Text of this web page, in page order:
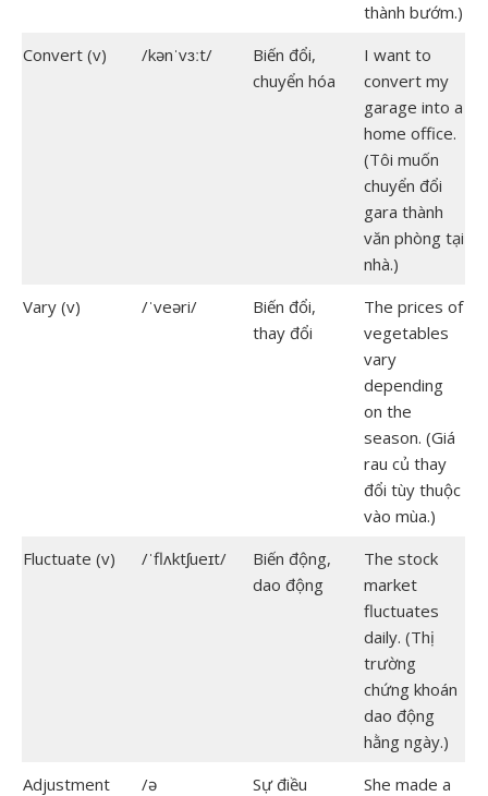
thành bướm.)
Convert (v)
/kənˈvɜːt/
Biến đổi,
chuyển hóa
I want to
convert my
garage into a
home office.
(Tôi muốn
chuyển đổi
gara thành
văn phòng tại
nhà.)
Vary (v)
/ˈveəri/
Biến đổi,
thay đổi
The prices of
vegetables
vary
depending
on the
season. (Giá
rau củ thay
đổi tùy thuộc
vào mùa.)
Fluctuate (v)
/ˈflʌktʃueɪt/
Biến động,
dao động
The stock
market
fluctuates
daily. (Thị
trường
chứng khoán
dao động
hằng ngày.)
Adjustment
/ə
Sự điều
She made a